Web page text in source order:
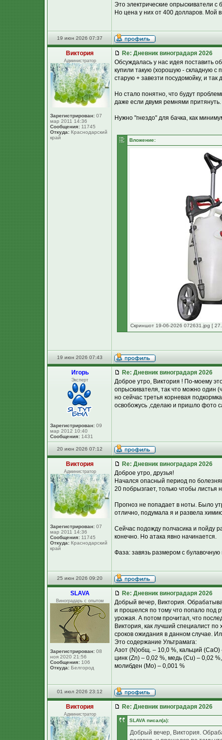
Это электрические опрыскиватели с
Но цена у них от 400 долларов. Мой
19 июн 2026 07:37
Виктория
Администратор
Зарегистрирован: 07
мар 2011 14:36
Сообщения: 11745
Откуда: Краснодарский
край
Re: Дневник виноградаря 2026
Обсуждалась у нас идея поставить
купили такую (хорошую - складную
старую + завезти посудомойку, и
Но стало понятно, что будут
даже если двумя ремнями притянуть.
Нужно "гнездо" для бачка, как
Вложение:
Скриншот 19-06-2026 072631.jpg [
19 июн 2026 07:43
Игорь
Эксперт
Зарегистрирован: 09
мар 2012 10:40
Сообщения: 1431
Re: Дневник виноградаря 2026
Доброе утро, Виктория ! По-моему
опрыскивателя, так что можно один
но сейчас третья корневая
освобожусь ,сделаю и пришло фото
20 июн 2026 07:12
Виктория
Администратор
Зарегистрирован: 07
мар 2011 14:36
Сообщения: 11745
Откуда: Краснодарский
край
Re: Дневник виноградаря 2026
Доброе утро, друзья!
Начался опасный период по
20 побрызгает, только чтобы листья
Прогноз не попадает в ноты. Было
отлично, подумала я и развела
Сейчас подожду полчасика и пойду
конечно. Но атака явно начинается.
Фаза: завязь размером с булавочную
25 июн 2026 09:20
SLAVA
Виноградарь с опытом
Зарегистрирован: 08
ноя 2020 21:56
Сообщения: 106
Откуда: Белгород
Re: Дневник виноградаря 2026
Добрый вечер, Виктория.
и прошелся по тому что попало под
урожая. А потом прочитал, что
Виктория, как лучший специалист
сроков ожидания в данном случае.
Это содержание Ультрамага:
Азот (N)общ. – 10,0 %, кальций
цинк (Zn) – 0,02 %, медь (Cu) – 0,02
молибден (Мо) – 0,001 %
01 июл 2026 23:12
Виктория
Администратор
Re: Дневник виноградаря 2026
SLAVA писал(а):
Добрый вечер, Виктория.